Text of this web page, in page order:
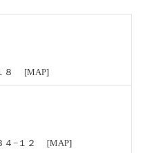
８ [MAP]
４−１２ [MAP]